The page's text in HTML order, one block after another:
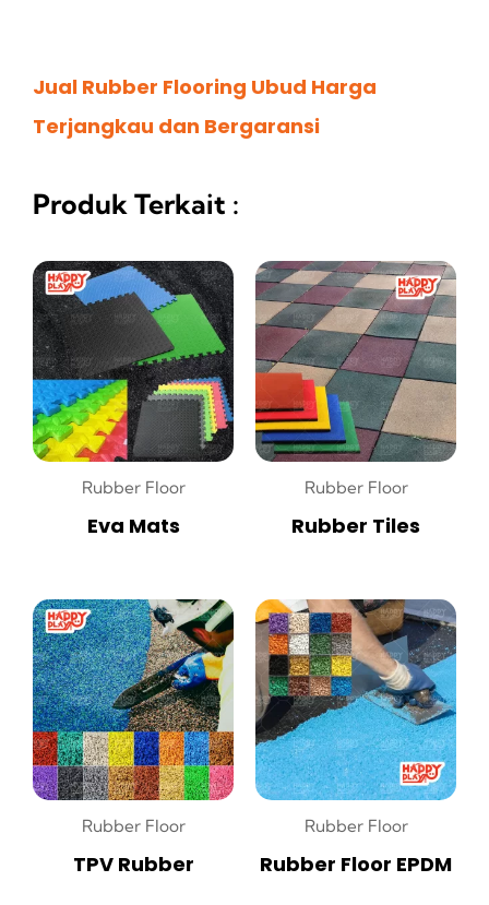
Jual Rubber Flooring Ubud Harga
Terjangkau dan Bergaransi
Produk Terkait :
Rubber Floor
Eva Mats
Rubber Floor
Rubber Tiles
Rubber Floor
TPV Rubber
Rubber Floor
Rubber Floor EPDM